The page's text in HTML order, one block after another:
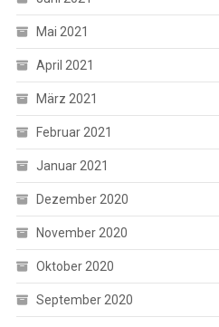
Mai 2021
April 2021
März 2021
Februar 2021
Januar 2021
Dezember 2020
November 2020
Oktober 2020
September 2020